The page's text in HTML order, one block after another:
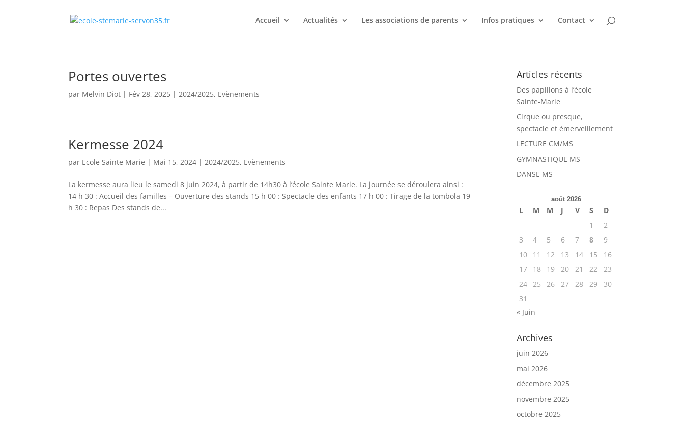
Accueil Actualités Les associations de parents Infos pratiques Contact
Portes ouvertes
par Melvin Diot | Fév 28, 2025 |2024/2025, Evènements
Kermesse 2024
par Ecole Sainte Marie | Mai 15, 2024 |2024/2025, Evènements
La kermesse aura lieu le samedi 8 juin 2024, à partir de 14h30 à l’école Sainte Marie. La journée se déroulera ainsi :
14 h 30 : Accueil des familles – Ouverture des stands 15 h 00 : Spectacle des enfants 17 h 00 : Tirage de la tombola 19
h 30 : Repas Des stands de...
Articles récents
Des papillons à l’école
Sainte-Marie
Cirque ou presque,
spectacle et émerveillement
LECTURE CM/MS
GYMNASTIQUE MS
DANSE MS
août 2026
L M M J V S
D
1
2
3
4 5 6 7 8
9
10
11 12 13 14 15
16
17
18 19 20 21 22
23
24 25 26 27 28 29
30
31
« Juin
Archives
juin 2026
mai 2026
décembre 2025
novembre 2025
octobre 2025